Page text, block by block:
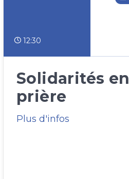
12:30
Solidarités en
prière
Plus d'infos